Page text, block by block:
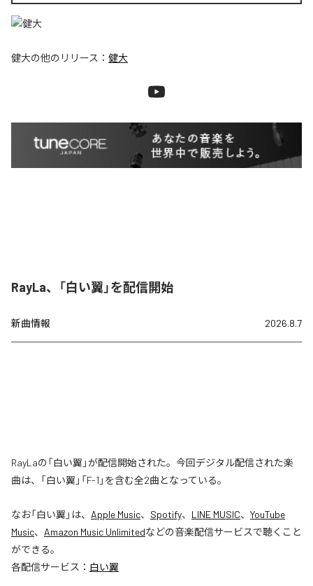
健大の他のリリース： 健大
RayLa、「白い翼」を配信開始
新曲情報 2026.8.7
RayLaの「白い翼」が配信開始された。今回デジタル配信された楽
曲は、「白い翼」「F-1」を含む全2曲となっている。
なお「白い翼 」は、 Apple Music、 Spotify、 LINE MUSIC、 YouTube
Music、 Amazon Music Unlimitedなどの音楽配信サービスで聴くこと
ができる。
各配信サービス： 白い翼